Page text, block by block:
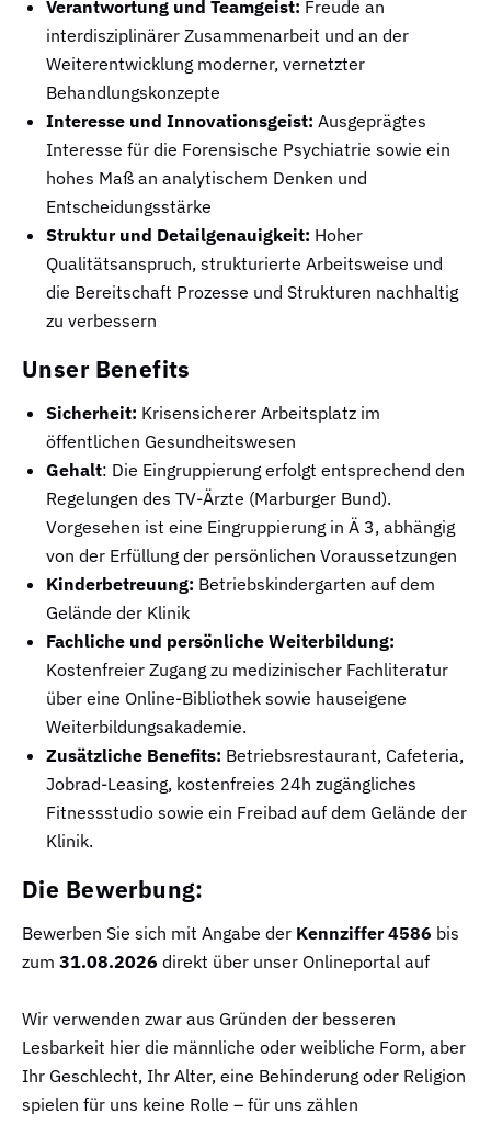
Verantwortung und Teamgeist: Freude an
interdisziplinärer Zusammenarbeit und an der
Weiterentwicklung moderner, vernetzter
Behandlungskonzepte
Interesse und Innovationsgeist: Ausgeprägtes
Interesse für die Forensische Psychiatrie sowie ein
hohes Maß an analytischem Denken und
Entscheidungsstärke
Struktur und Detailgenauigkeit: Hoher
Qualitätsanspruch, strukturierte Arbeitsweise und
die Bereitschaft Prozesse und Strukturen nachhaltig
zu verbessern
Unser Benefits
Sicherheit: Krisensicherer Arbeitsplatz im
öffentlichen Gesundheitswesen
Gehalt: Die Eingruppierung erfolgt entsprechend den
Regelungen des TV-Ärzte (Marburger Bund).
Vorgesehen ist eine Eingruppierung in Ä 3, abhängig
von der Erfüllung der persönlichen Voraussetzungen
Kinderbetreuung: Betriebskindergarten auf dem
Gelände der Klinik
Fachliche und persönliche Weiterbildung:
Kostenfreier Zugang zu medizinischer Fachliteratur
über eine Online-Bibliothek sowie hauseigene
Weiterbildungsakademie.
Zusätzliche Benefits: Betriebsrestaurant, Cafeteria,
Jobrad-Leasing, kostenfreies 24h zugängliches
Fitnessstudio sowie ein Freibad auf dem Gelände der
Klinik.
Die Bewerbung:
Bewerben Sie sich mit Angabe der Kennziffer 4586 bis
zum 31.08.2026 direkt über unser Onlineportal auf
Wir verwenden zwar aus Gründen der besseren
Lesbarkeit hier die männliche oder weibliche Form, aber
Ihr Geschlecht, Ihr Alter, eine Behinderung oder Religion
spielen für uns keine Rolle – für uns zählen